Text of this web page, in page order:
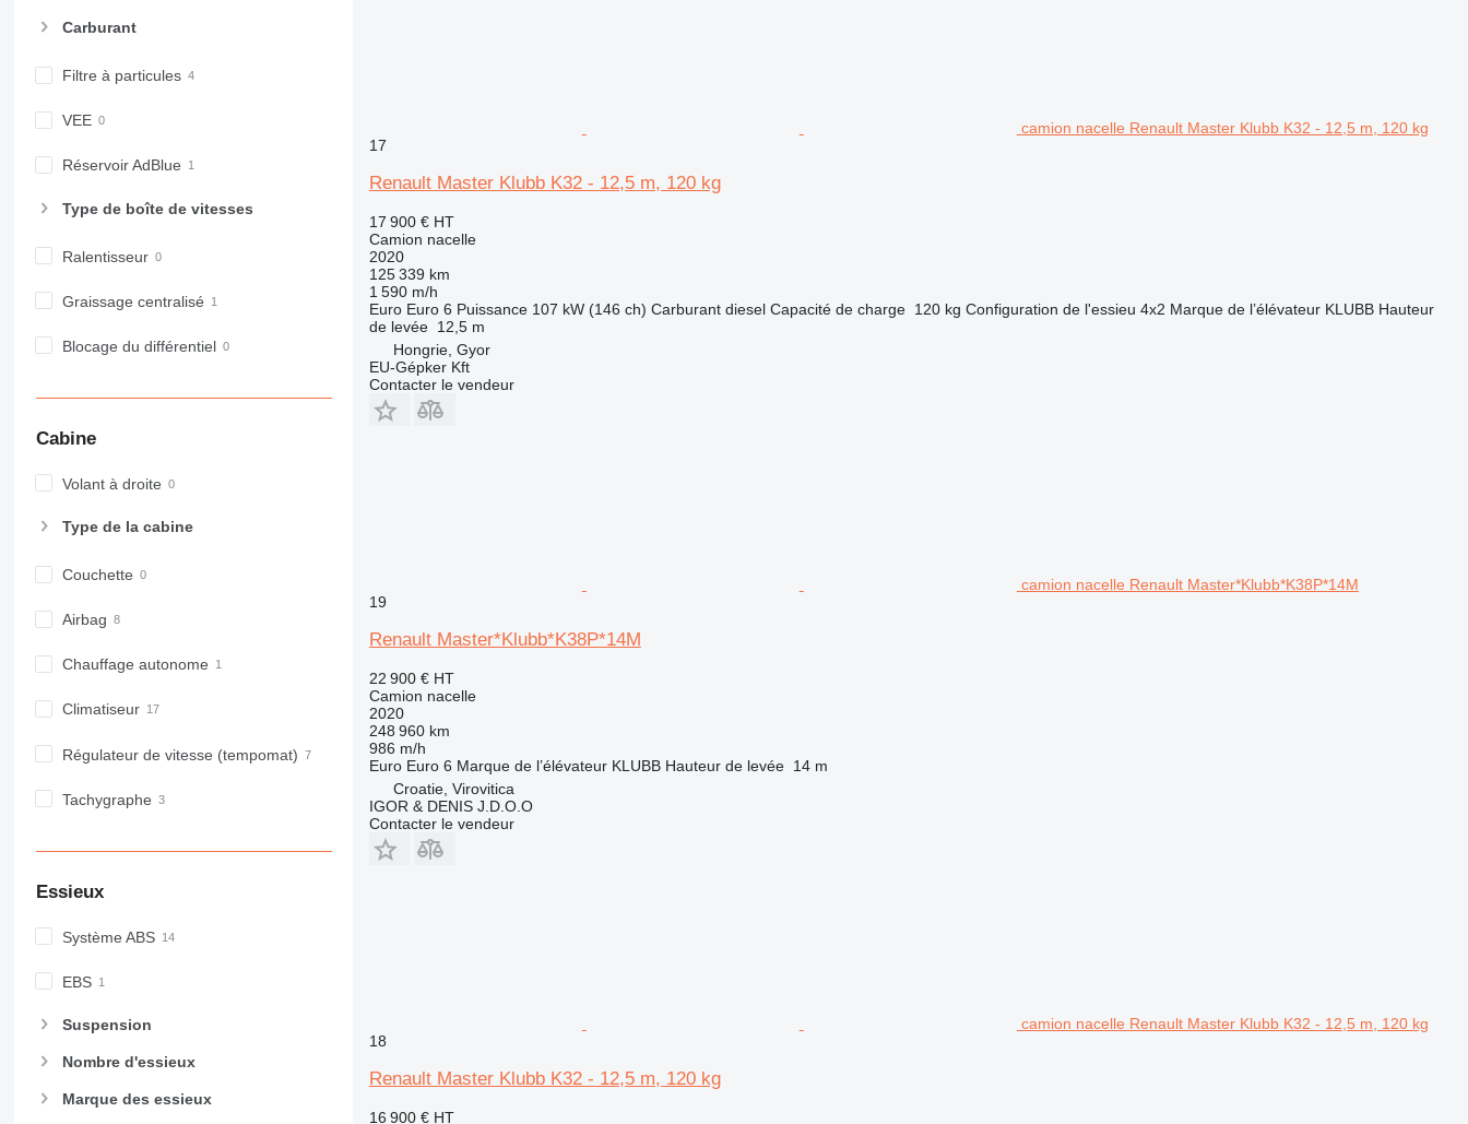
Carburant
Filtre à particules
VEE
Réservoir AdBlue
Type de boîte de vitesses
Ralentisseur
Graissage centralisé
Blocage du différentiel
Cabine
Volant à droite
Type de la cabine
Couchette
Airbag
Chauffage autonome
Climatiseur
Régulateur de vitesse (tempomat)
Tachygraphe
Essieux
Système ABS
EBS
Suspension
Nombre d'essieux
Marque des essieux
camion nacelle Renault Master Klubb K32 - 12,5 m, 120 kg
17
Renault Master Klubb K32 - 12,5 m, 120 kg
17 900 € HT
Camion nacelle
2020
125 339 km
1 590 m/h
Euro Euro 6 Puissance 107 kW (146 ch) Carburant diesel Capacité de charge 120 kg Configuration de l'essieu 4x2 Marque de l’élévateur KLUBB Hauteur
de levée 12,5 m
Hongrie, Gyor
EU-Gépker Kft
Contacter le vendeur
camion nacelle Renault Master*Klubb*K38P*14M
19
Renault Master*Klubb*K38P*14M
22 900 € HT
Camion nacelle
2020
248 960 km
986 m/h
Euro Euro 6 Marque de l’élévateur KLUBB Hauteur de levée 14 m
Croatie, Virovitica
IGOR & DENIS J.D.O.O
Contacter le vendeur
camion nacelle Renault Master Klubb K32 - 12,5 m, 120 kg
18
Renault Master Klubb K32 - 12,5 m, 120 kg
16 900 € HT